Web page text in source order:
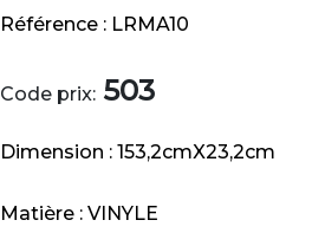
Référence : LRMA10
Code prix: 503
Dimension : 153,2cmX23,2cm
Matière : VINYLE